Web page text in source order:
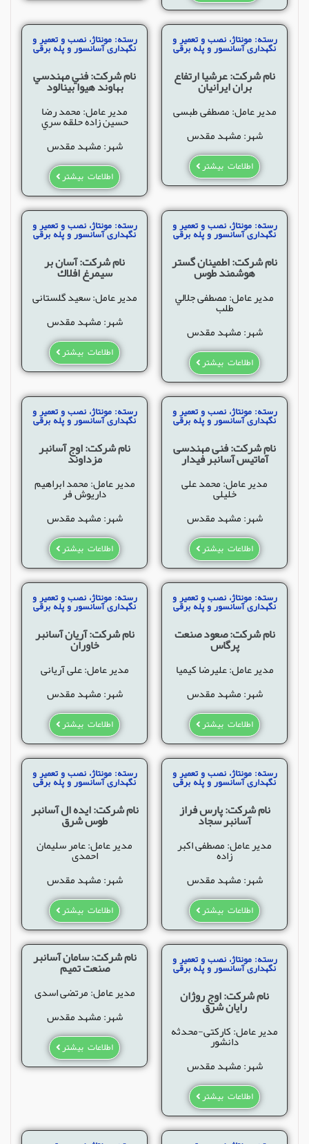
رسته: مونتاژ، نصب و تعمیر و
نگهداری آسانسور و پله برقی
نام شرکت: عرشیا ارتفاع
بران ایرانیان
مدیر عامل: مصطفی طبسی
شهر: مشهد مقدس
اطلاعات بیشتر
رسته: مونتاژ، نصب و تعمیر و
نگهداری آسانسور و پله برقی
نام شرکت: فني مهندسي
بهاوند هيوا بينالود
مدیر عامل: محمد رضا
حسين زاده حلقه سري
شهر: مشهد مقدس
اطلاعات بیشتر
رسته: مونتاژ، نصب و تعمیر و
نگهداری آسانسور و پله برقی
نام شرکت: اطمينان گستر
هوشمند طوس
مدیر عامل: مصطفی جلالي
طلب
شهر: مشهد مقدس
اطلاعات بیشتر
رسته: مونتاژ، نصب و تعمیر و
نگهداری آسانسور و پله برقی
نام شرکت: آسان بر
سيمرغ افلاك
مدیر عامل: سعید گلستانی
شهر: مشهد مقدس
اطلاعات بیشتر
رسته: مونتاژ، نصب و تعمیر و
نگهداری آسانسور و پله برقی
نام شرکت: فنی مهندسی
آماتیس آسانبر فیدار
مدیر عامل: محمد علی
خلیلی
شهر: مشهد مقدس
اطلاعات بیشتر
رسته: مونتاژ، نصب و تعمیر و
نگهداری آسانسور و پله برقی
نام شرکت: اوج آسانبر
مزداوند
مدیر عامل: محمد ابراهیم
داریوش فر
شهر: مشهد مقدس
اطلاعات بیشتر
رسته: مونتاژ، نصب و تعمیر و
نگهداری آسانسور و پله برقی
نام شرکت: صعود صنعت
پرگاس
مدیر عامل: علیرضا کیمیا
شهر: مشهد مقدس
اطلاعات بیشتر
رسته: مونتاژ، نصب و تعمیر و
نگهداری آسانسور و پله برقی
نام شرکت: آریان آسانبر
خاوران
مدیر عامل: علی آریانی
شهر: مشهد مقدس
اطلاعات بیشتر
رسته: مونتاژ، نصب و تعمیر و
نگهداری آسانسور و پله برقی
نام شرکت: پارس فراز
آسانبر سجاد
مدیر عامل: مصطفی اکبر
زاده
شهر: مشهد مقدس
اطلاعات بیشتر
رسته: مونتاژ، نصب و تعمیر و
نگهداری آسانسور و پله برقی
نام شرکت: ايده ال آسانبر
طوس شرق
مدیر عامل: عامر سلیمان
احمدی
شهر: مشهد مقدس
اطلاعات بیشتر
رسته: مونتاژ، نصب و تعمیر و
نگهداری آسانسور و پله برقی
نام شرکت: اوج روژان
رایان شرق
مدیر عامل: کارکتی-محدثه
دانشور
شهر: مشهد مقدس
اطلاعات بیشتر
نام شرکت: سامان آسانبر
صنعت تمیم
مدیر عامل: مرتضی اسدی
شهر: مشهد مقدس
اطلاعات بیشتر